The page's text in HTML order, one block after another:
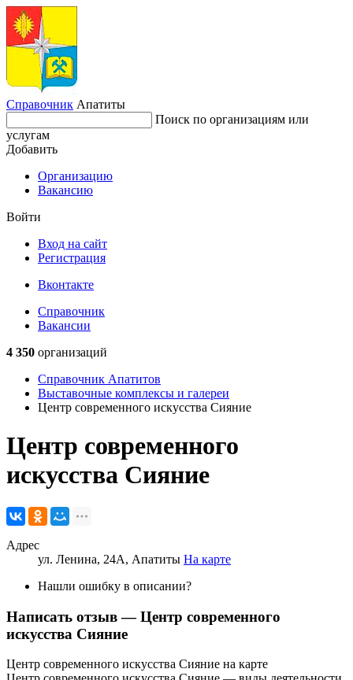
Справочник Апатиты
Поиск по организациям или
услугам
Добавить
Организацию
Вакансию
Войти
Вход на сайт
Регистрация
Вконтакте
Справочник
Вакансии
4 350 организаций
Справочник Апатитов
Выставочные комплексы и галереи
Центр современного искусства Сияние
Центр современного
искусства Сияние
Адрес
ул. Ленина, 24А, Апатиты На карте
Нашли ошибку в описании?
Написать отзыв— Центр современного
искусства Сияние
Центр современного искусства Сияние на карте